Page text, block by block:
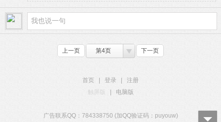
上一页 第4页 下一页
首页 登录
注册
触屏版
电脑版
广告联系QQ：784338750 (加QQ验证码：puyouw)